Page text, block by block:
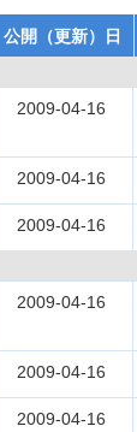
公開（更新）日
2009-04-16
2009-04-16
2009-04-16
2009-04-16
2009-04-16
2009-04-16